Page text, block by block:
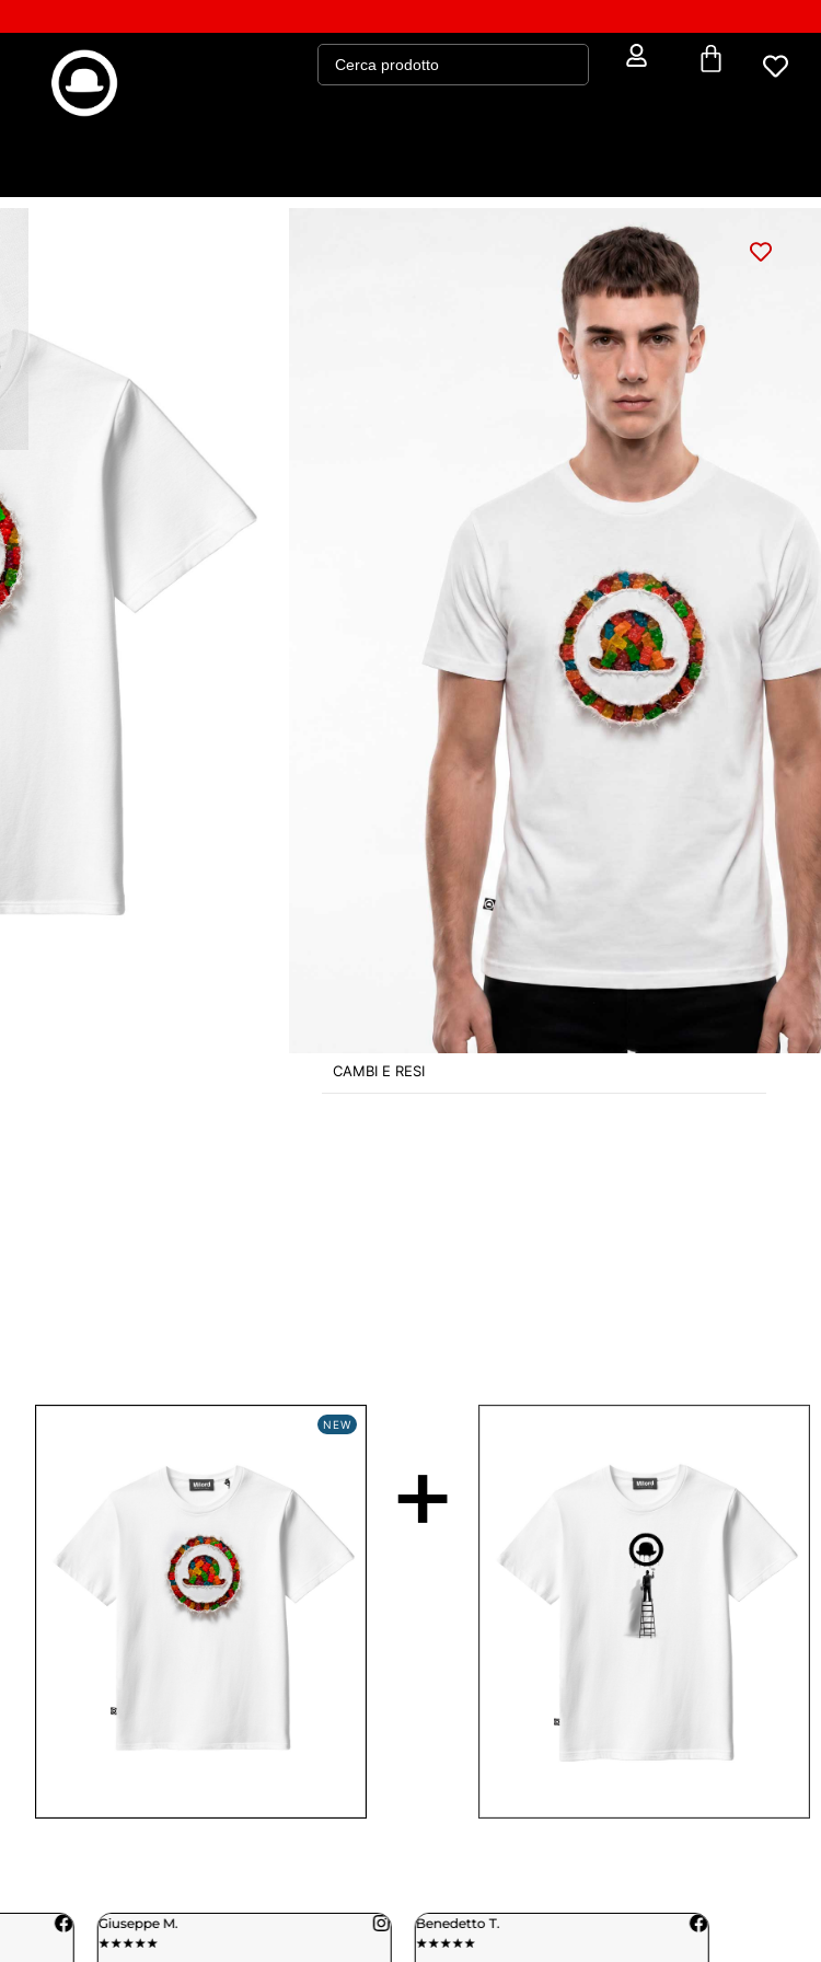
T-shirt MILORD CANDY LOGO (unisex)
GUIDA ALLE MISURE
AGGIUNGI AL CARRELLO
interessi 0%
Sostituzione e reso facile
DESCRIZIONE DEL PRODOTTO
T-shirt unisex regular fit in cotone premium Made in
Italy. Stampa digitale HQ impercettibile al tatto.
COMPOSIZIONE
OPZIONI DI SPEDIZIONE
CURA E LAVAGGIO
CAMBI E RESI
NEW
+
Giuseppe M.
★★★★★
Benedetto T.
★★★★★